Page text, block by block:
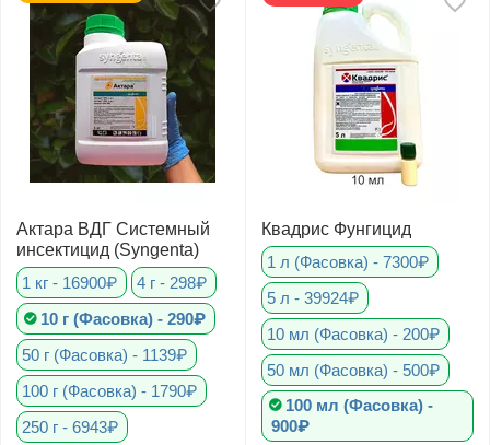
Фитолампы
Актара ВДГ Системный
инсектицид (Syngenta)
1 кг - 16900₽
4 г - 298₽
10 г (Фасовка) - 290₽
50 г (Фасовка) - 1139₽
100 г (Фасовка) - 1790₽
250 г - 6943₽
Квадрис Фунгицид
1 л (Фасовка) - 7300₽
5 л - 39924₽
10 мл (Фасовка) - 200₽
50 мл (Фасовка) - 500₽
100 мл (Фасовка) -
900₽